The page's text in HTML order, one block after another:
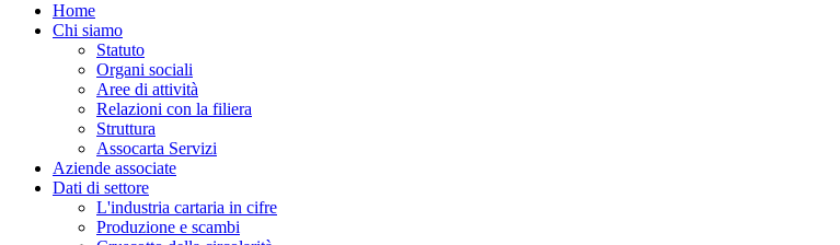
Home
Chi siamo
Statuto
Organi sociali
Aree di attività
Relazioni con la filiera
Struttura
Assocarta Servizi
Aziende associate
Dati di settore
L'industria cartaria in cifre
Produzione e scambi